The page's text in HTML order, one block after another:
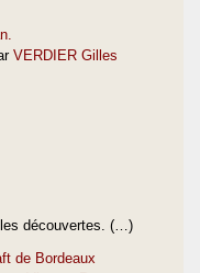
VERDIER Gilles
découvertes. (…)
de Bordeaux